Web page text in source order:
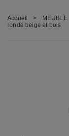
Accueil > MEUBLE
ronde beige et bois